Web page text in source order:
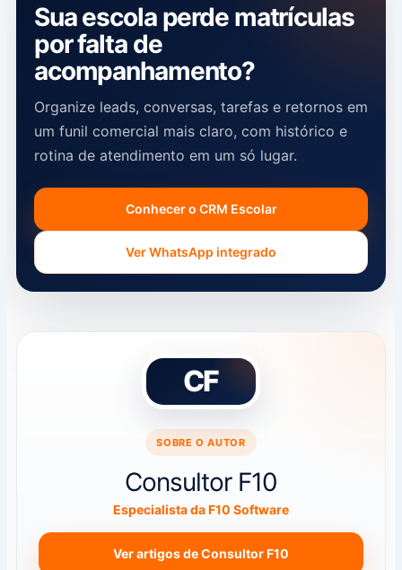
Sua escola perde matrículas
por falta de
acompanhamento?
Organize leads, conversas, tarefas e retornos em
um funil comercial mais claro, com histórico e
rotina de atendimento em um só lugar.
Conhecer o CRM Escolar
Ver WhatsApp integrado
CF
SOBRE O AUTOR
Consultor F10
Especialista da F10 Software
Ver artigos de Consultor F10